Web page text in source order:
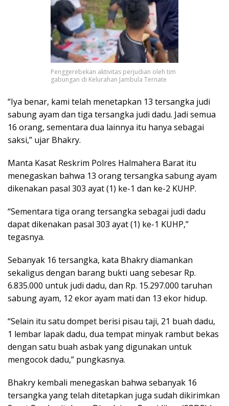
Penggerebekan aktivitas perjudian oleh tim
gabungan di Kelurahan Jambula Ternate
“Iya benar, kami telah menetapkan 13 tersangka judi
sabung ayam dan tiga tersangka judi dadu. Jadi semua
16 orang, sementara dua lainnya itu hanya sebagai
saksi,” ujar Bhakry.
Manta Kasat Reskrim Polres Halmahera Barat itu
menegaskan bahwa 13 orang tersangka sabung ayam
dikenakan pasal 303 ayat (1) ke-1 dan ke-2 KUHP.
“Sementara tiga orang tersangka sebagai judi dadu
dapat dikenakan pasal 303 ayat (1) ke-1 KUHP,”
tegasnya.
Sebanyak 16 tersangka, kata Bhakry diamankan
sekaligus dengan barang bukti uang sebesar Rp.
6.835.000 untuk judi dadu, dan Rp. 15.297.000 taruhan
sabung ayam, 12 ekor ayam mati dan 13 ekor hidup.
“Selain itu satu dompet berisi pisau taji, 21 buah dadu,
1 lembar lapak dadu, dua tempat minyak rambut bekas
dengan satu buah asbak yang digunakan untuk
mengocok dadu,” pungkasnya.
Bhakry kembali menegaskan bahwa sebanyak 16
tersangka yang telah ditetapkan juga sudah dikirimkan